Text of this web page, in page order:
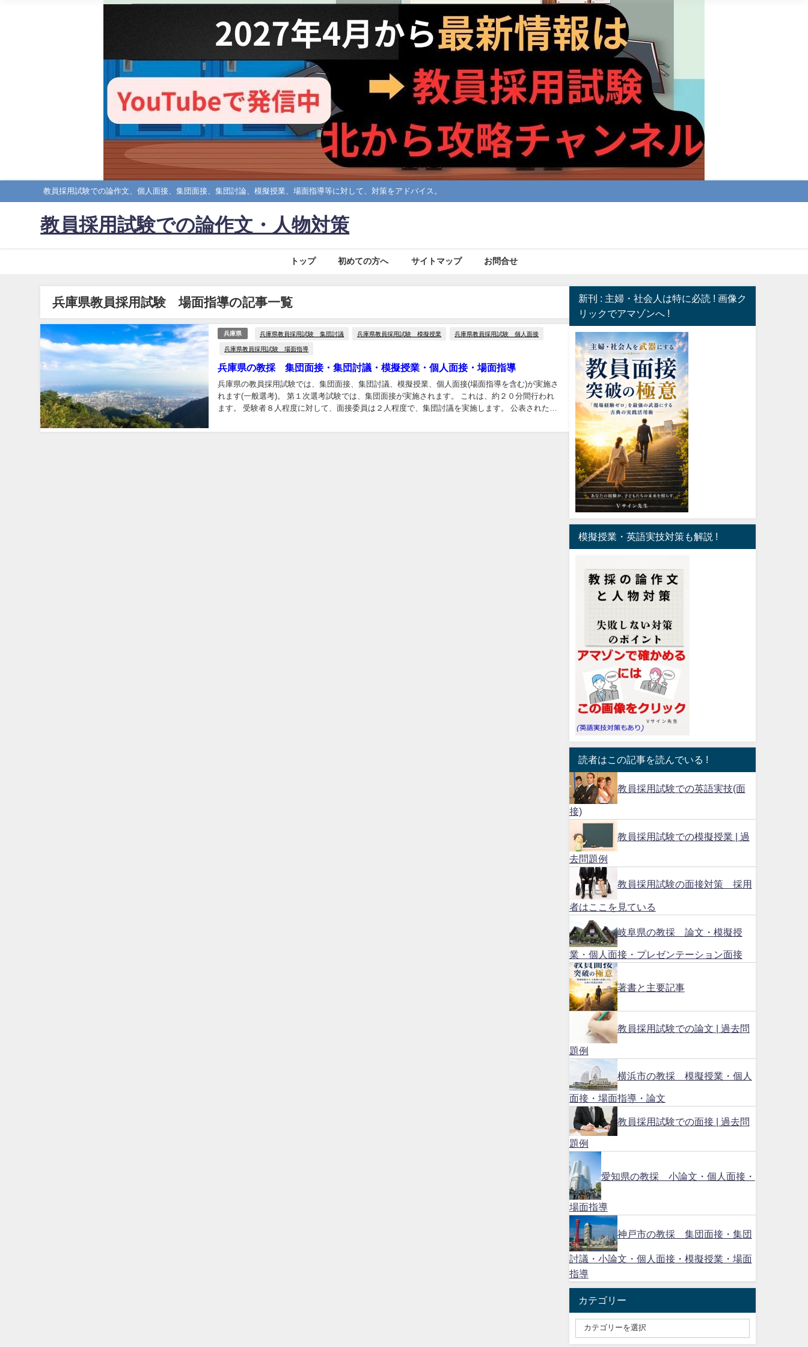
教員採用試験での論作文、個人面接、集団面接、集団討論、模擬授業、場面指導等に対して、対策をアドバイス。
教員採用試験での論作文・人物対策
トップ 初めての方へ サイトマップ お問合せ
兵庫県教員採用試験 場面指導の記事一覧
兵庫県 兵庫県教員採用試験 集団討議 兵庫県教員採用試験 模擬授業 兵庫県教員採用試験 個人面接
兵庫県教員採用試験 場面指導
兵庫県の教採 集団面接・集団討議・模擬授業・個人面接・場面指導
兵庫県の教員採用試験では、集団面接、集団討議、模擬授業、個人面接(場面指導を含む)が実施さ
れます(一般選考)。 第１次選考試験では、集団面接が実施されます。 これは、約２０分間行われ
ます。 受験者８人程度に対して、面接委員は２人程度で、集団討議を実施します。 公表された資
新刊 : 主婦・社会人は特に必読 ! 画像ク
リックでアマゾンへ !
模擬授業・英語実技対策も解説 !
読者はこの記事を読んでいる !
教員採用試験での英語実技(面
接)
教員採用試験での模擬授業 | 過
去問題例
教員採用試験の面接対策 採用
者はここを見ている
岐阜県の教採 論文・模擬授
業・個人面接・プレゼンテーション面接
著書と主要記事
教員採用試験での論文 | 過去問
題例
横浜市の教採 模擬授業・個人
面接・場面指導・論文
教員採用試験での面接 | 過去問
題例
愛知県の教採 小論文・個人面接・
場面指導
神戸市の教採 集団面接・集団
討議・小論文・個人面接・模擬授業・場面
指導
カテゴリー